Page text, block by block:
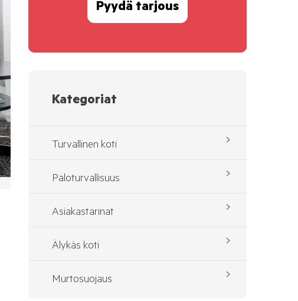
Pyydä tarjous
Kategoriat
Turvallinen koti
Paloturvallisuus
Asiakastarinat
Älykäs koti
Murtosuojaus